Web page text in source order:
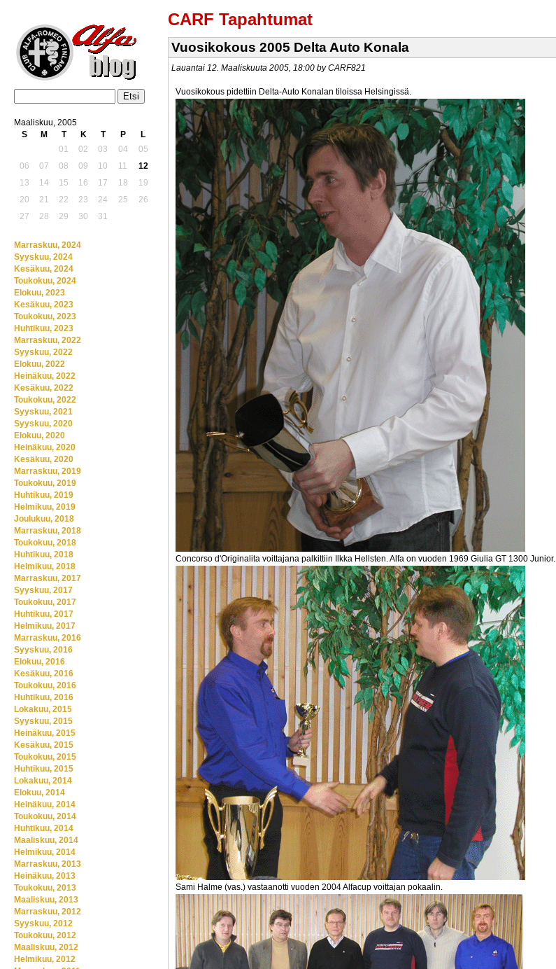
CARF Tapahtumat
Vuosikokous 2005 Delta Auto Konala
Lauantai 12. Maaliskuuta 2005, 18:00 by CARF821
Vuosikokous pidettiin Delta-Auto Konalan tiloissa Helsingissä.
Concorso d'Originalita voittajana palkittiin Ilkka Hellsten. Alfa on vuoden 1969 Giulia GT 1300 Junior.
Sami Halme (vas.) vastaanotti vuoden 2004 Alfacup voittajan pokaalin.
Maaliskuu, 2005
S
M T K T P
L
01
02 03 04
05
06
07 08 09 10 11
12
13
14 15 16 17 18
19
20
21 22 23 24 25
26
27
28 29 30 31
Marraskuu, 2024
Syyskuu, 2024
Kesäkuu, 2024
Toukokuu, 2024
Elokuu, 2023
Kesäkuu, 2023
Toukokuu, 2023
Huhtikuu, 2023
Marraskuu, 2022
Syyskuu, 2022
Elokuu, 2022
Heinäkuu, 2022
Kesäkuu, 2022
Toukokuu, 2022
Syyskuu, 2021
Syyskuu, 2020
Elokuu, 2020
Heinäkuu, 2020
Kesäkuu, 2020
Marraskuu, 2019
Toukokuu, 2019
Huhtikuu, 2019
Helmikuu, 2019
Joulukuu, 2018
Marraskuu, 2018
Toukokuu, 2018
Huhtikuu, 2018
Helmikuu, 2018
Marraskuu, 2017
Syyskuu, 2017
Toukokuu, 2017
Huhtikuu, 2017
Helmikuu, 2017
Marraskuu, 2016
Syyskuu, 2016
Elokuu, 2016
Kesäkuu, 2016
Toukokuu, 2016
Huhtikuu, 2016
Lokakuu, 2015
Syyskuu, 2015
Heinäkuu, 2015
Kesäkuu, 2015
Toukokuu, 2015
Huhtikuu, 2015
Lokakuu, 2014
Elokuu, 2014
Heinäkuu, 2014
Toukokuu, 2014
Huhtikuu, 2014
Maaliskuu, 2014
Helmikuu, 2014
Marraskuu, 2013
Heinäkuu, 2013
Toukokuu, 2013
Maaliskuu, 2013
Marraskuu, 2012
Syyskuu, 2012
Toukokuu, 2012
Maaliskuu, 2012
Helmikuu, 2012